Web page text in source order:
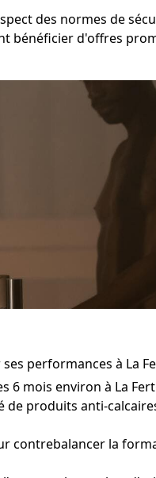
des normes de
bénéficier d'offres
performances à La
6 mois environ à La
produits anti-
contrebalancer la